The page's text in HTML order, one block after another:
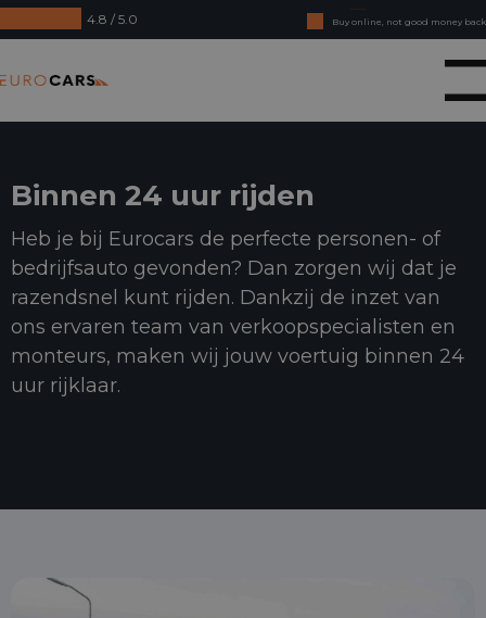
4.8 / 5.0
Buy online, not good money back
Financial lease - Smooth acceptance
Binnen 24 uur rijden
Heb je bij Eurocars de perfecte personen- of
bedrijfsauto gevonden? Dan zorgen wij dat je
razendsnel kunt rijden. Dankzij de inzet van
ons ervaren team van verkoopspecialisten en
monteurs, maken wij jouw voertuig binnen 24
uur rijklaar.